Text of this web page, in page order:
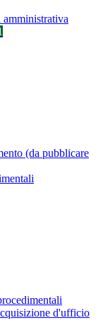
(da pubblicare
d'ufficio